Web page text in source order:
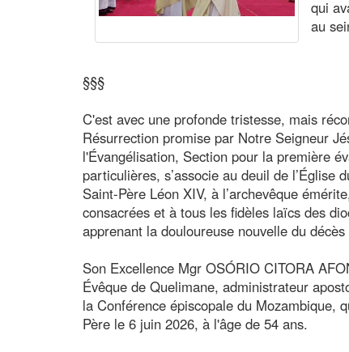
qui
au
§§§
C'est avec une profonde tristesse, mais
Résurrection promise par Notre Seigneur
l'Évangélisation, Section pour la première
particulières, s’associe au deuil de l’Église
Saint-Père Léon XIV, à l’archevêque
consacrées et à tous les fidèles laïcs des
apprenant la douloureuse nouvelle du
Son Excellence Mgr OSÓRIO CITORA
Évêque de Quelimane, administrateur
la Conférence épiscopale du Mozambique,
Père le 6 juin 2026, à l'âge de 54 ans.